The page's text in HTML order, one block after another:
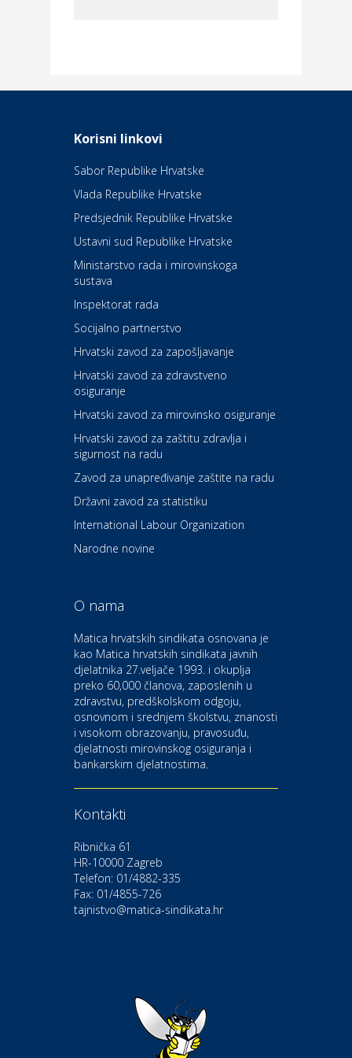
Daruvarske toplice – ljekovita
Kultura i edukacija
Kazalište Kerempuh
Kultura i edukacija
Kazalište ZKM
Auto-moto i tehnika
Zdravlje i osiguranje
Povoljnosti
Dental Sudar
Dom i dizajn
Euro-vrt – kosilice, motorne
Odmor
Bistrica
Auto-moto i tehnika
CIAK Auto d.o.o.
Kultura i edukacija
Kazalište Gavella
Moda i ljepota
Gastro
Hotel Bunčić Vrbovec
Izletište i vinotočje VINIA
Korisni linkovi
Sabor Republike Hrvatske
Vlada Republike Hrvatske
Predsjednik Republike Hrvatske
Ustavni sud Republike Hrvatske
Ministarstvo rada i mirovinskoga
sustava
Inspektorat rada
Socijalno partnerstvo
Hrvatski zavod za zapošljavanje
Hrvatski zavod za zdravstveno
osiguranje
Hrvatski zavod za mirovinsko osiguranje
Hrvatski zavod za zaštitu zdravlja i
sigurnost na radu
Zavod za unapređivanje zaštite na radu
Državni zavod za statistiku
International Labour Organization
Narodne novine
O nama
Matica hrvatskih sindikata osnovana je
kao Matica hrvatskih sindikata javnih
djelatnika 27.veljače 1993. i okuplja
preko 60,000 članova, zaposlenih u
zdravstvu, predškolskom odgoju,
osnovnom i srednjem školstvu, znanosti
i visokom obrazovanju, pravosuđu,
djelatnosti mirovinskog osiguranja i
bankarskim djelatnostima.
Kontakti
Ribnička 61
HR-10000 Zagreb
Telefon: 01/4882-335
Fax: 01/4855-726
tajnistvo@matica-sindikata.hr